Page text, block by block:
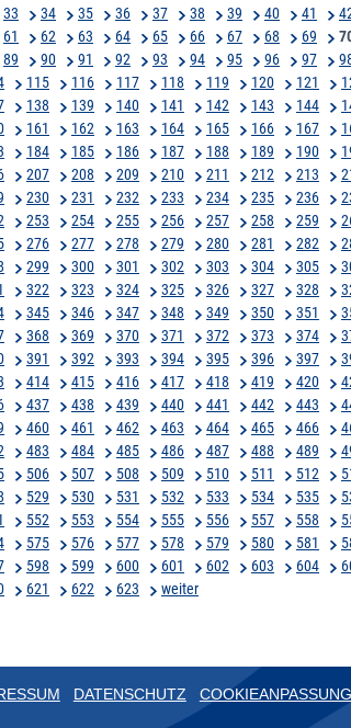
33 34 35 36 37 38 39 40 41
61 62 63 64 65 66 67 68 69
89 90 91 92 93 94 95 96 97
115 116 117 118 119 120 121
138 139 140 141 142 143 144
161 162 163 164 165 166 167
184 185 186 187 188 189 190
207 208 209 210 211 212 213
230 231 232 233 234 235 236
253 254 255 256 257 258 259
276 277 278 279 280 281 282
299 300 301 302 303 304 305
322 323 324 325 326 327 328
345 346 347 348 349 350 351
368 369 370 371 372 373 374
391 392 393 394 395 396 397
414 415 416 417 418 419 420
437 438 439 440 441 442 443
460 461 462 463 464 465 466
483 484 485 486 487 488 489
506 507 508 509 510 511 512
529 530 531 532 533 534 535
552 553 554 555 556 557 558
575 576 577 578 579 580 581
598 599 600 601 602 603 604
621 622 623 weiter
DATENSCHUTZ